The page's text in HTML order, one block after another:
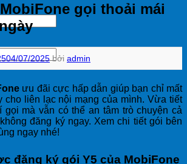
gọi thoải mái
04/07/2025bởi admin
ưu đãi cực hấp dẫn giúp bạn chỉ mất
cho liên lạc nội mạng của mình. Vừa tiết
gọi mà vẫn có thể an tâm trò chuyện cả
đăng ký ngay. Xem chi tiết gói bên
ngay nhé!
đăng ký gói Y5 của MobiFone